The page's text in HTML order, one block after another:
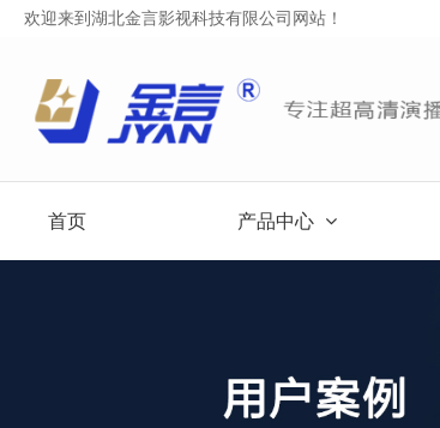
欢迎来到湖北金言影视科技有限公司网站！
首页 产品中心